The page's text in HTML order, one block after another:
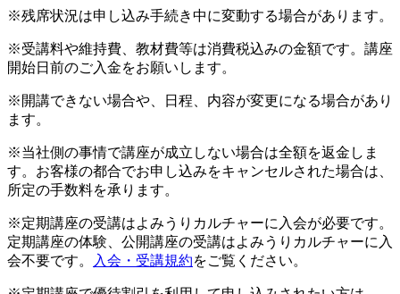
※残席状況は申し込み手続き中に変動する場合があります。
※受講料や維持費、教材費等は消費税込みの金額です。講座
開始日前のご入金をお願いします。
※開講できない場合や、日程、内容が変更になる場合があり
ます。
※当社側の事情で講座が成立しない場合は全額を返金しま
す。お客様の都合でお申し込みをキャンセルされた場合は、
所定の手数料を承ります。
※定期講座の受講はよみうりカルチャーに入会が必要です。
定期講座の体験、公開講座の受講はよみうりカルチャーに入
会不要です。
入会・受講規約をご覧ください。